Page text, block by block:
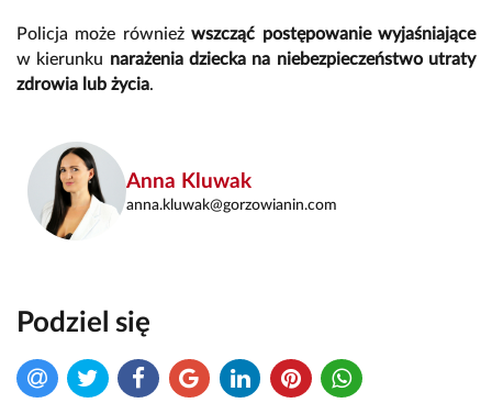
Policja może równieżwszcząć postępowanie wyjaśniające
w kierunku narażenia dziecka na niebezpieczeństwo utraty
zdrowia lub życia.
Anna Kluwak
anna.kluwak@gorzowianin.com
Podziel się